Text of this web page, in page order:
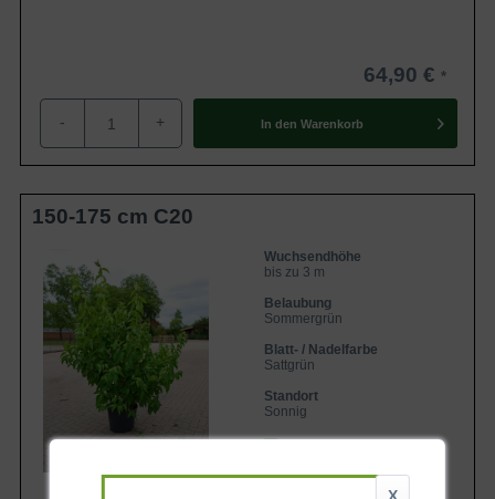
64,90 €
- + In den Warenkorb
150-175 cm C20
Wuchsendhöhe
bis zu 3 m
Belaubung
Sommergrün
Blatt- / Nadelfarbe
Sattgrün
Standort
Sonnig